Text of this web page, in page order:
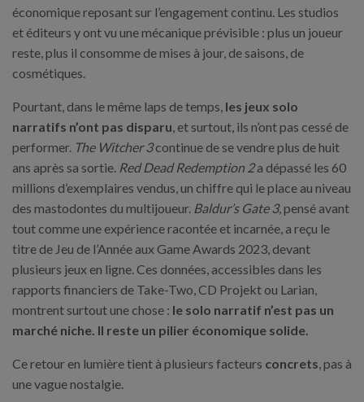
économique reposant sur l’engagement continu. Les studios
et éditeurs y ont vu une mécanique prévisible : plus un joueur
reste, plus il consomme de mises à jour, de saisons, de
cosmétiques.
Pourtant, dans le même laps de temps, les jeux solo
narratifs n’ont pas disparu, et surtout, ils n’ont pas cessé de
performer. The Witcher 3continue de se vendre plus de huit
ans après sa sortie. Red Dead Redemption 2a dépassé les 60
millions d’exemplaires vendus, un chiffre qui le place au niveau
des mastodontes du multijoueur. Baldur’s Gate 3, pensé avant
tout comme une expérience racontée et incarnée, a reçu le
titre de Jeu de l’Année aux Game Awards 2023, devant
plusieurs jeux en ligne. Ces données, accessibles dans les
rapports financiers de Take-Two, CD Projekt ou Larian,
montrent surtout une chose : le solo narratif n’est pas un
marché niche. Il reste un pilier économique solide.
Ce retour en lumière tient à plusieurs facteurs concrets, pas à
une vague nostalgie.